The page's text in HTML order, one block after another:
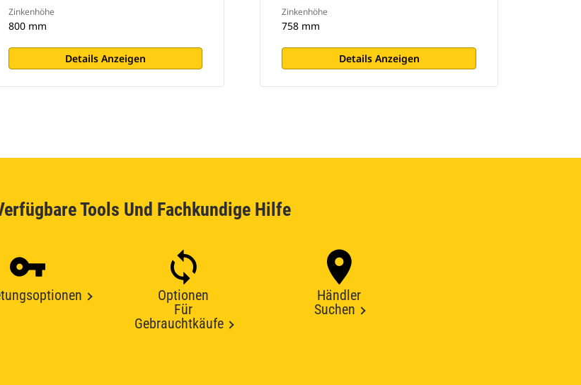
Zinkenhöhe
800 mm
Details Anzeigen
Zinkenhöhe
758 mm
Details Anzeigen
Tools Und Fachkundige Hilfe
Optionen
Für
Gebrauchtkäufe
Händler
Suchen